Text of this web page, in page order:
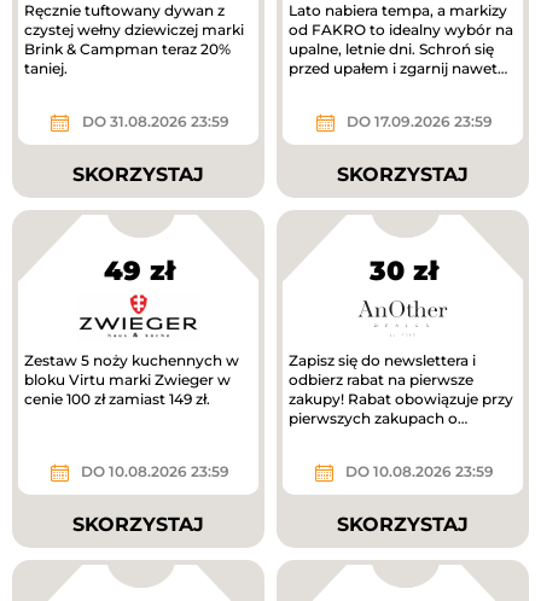
Ręcznie tuftowany dywan z
czystej wełny dziewiczej marki
Brink & Campman teraz 20%
taniej.
DO 31.08.2026 23:59
SKORZYSTAJ
Lato nabiera tempa, a markizy
od FAKRO to idealny wybór na
upalne, letnie dni. Schroń się
przed upałem i zgarnij nawet
DO 17.09.2026 23:59
SKORZYSTAJ
49 zł
Zestaw 5 noży kuchennych w
bloku Virtu marki Zwieger w
cenie 100 zł zamiast 149 zł.
DO 10.08.2026 23:59
SKORZYSTAJ
30 zł
Zapisz się do newslettera i
odbierz rabat na pierwsze
zakupy! Rabat obowiązuje przy
pierwszych zakupach o
DO 10.08.2026 23:59
SKORZYSTAJ